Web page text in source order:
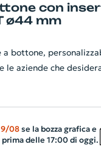
con
ø44 mm
bottone,
aziende che
grazie alla stampa
minimo è di 100
08se la bozza grafica e
delle 17:00 di oggi.